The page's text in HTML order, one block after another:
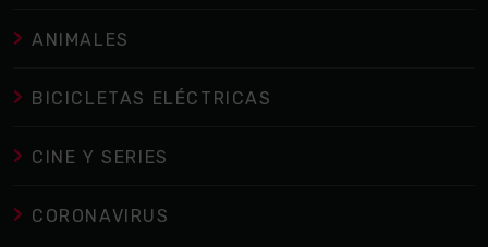
ANIMALES
BICICLETAS ELÉCTRICAS
CINE Y SERIES
CORONAVIRUS